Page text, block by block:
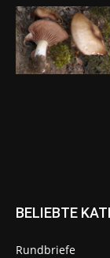
BELIEBTE
Rundbriefe